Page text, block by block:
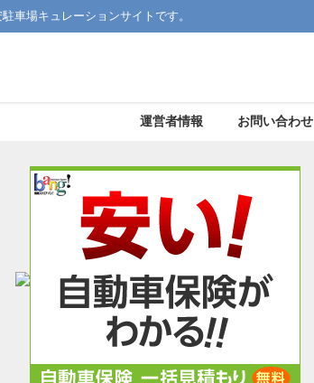
車場キュレーションサイトです。
運営者情報 お問い合わせ